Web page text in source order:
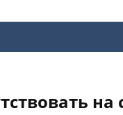
на